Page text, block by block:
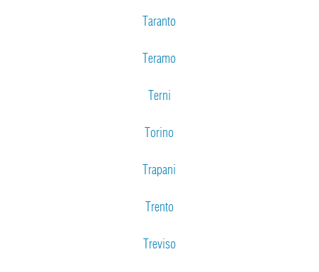
Taranto
Teramo
Terni
Torino
Trapani
Trento
Treviso